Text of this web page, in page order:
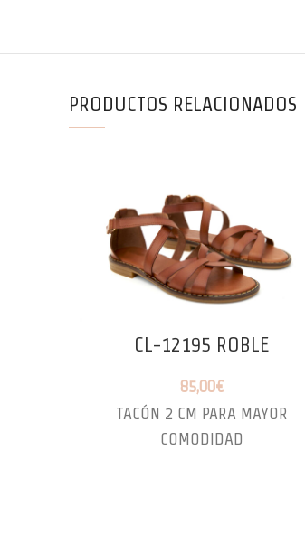
PRODUCTOS RELACIONADOS
CL-12195 ROBLE
85,00€
TACÓN 2 CM PARA MAYOR
COMODIDAD